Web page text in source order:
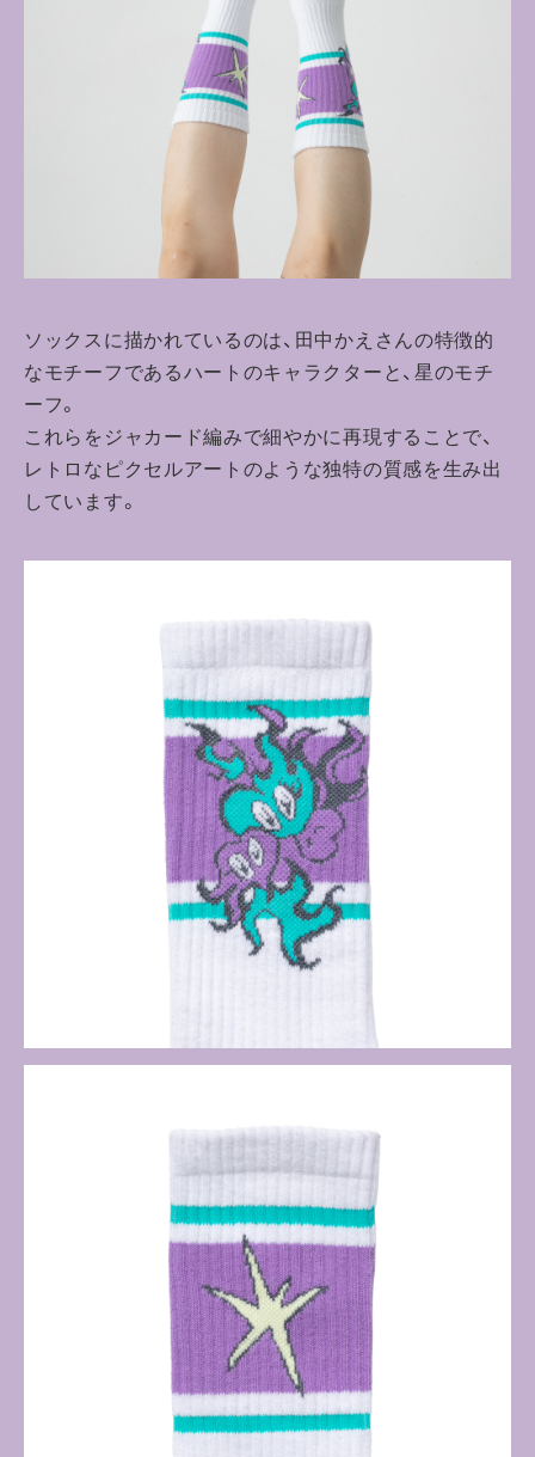
ソックスに描かれているのは、田中かえさんの特徴的
なモチーフであるハートのキャラクターと、星のモチ
ーフ。
これらをジャカード編みで細やかに再現することで、
レトロなピクセルアートのような独特の質感を生み出
しています。